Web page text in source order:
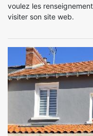
voulez les
visiter son site web.